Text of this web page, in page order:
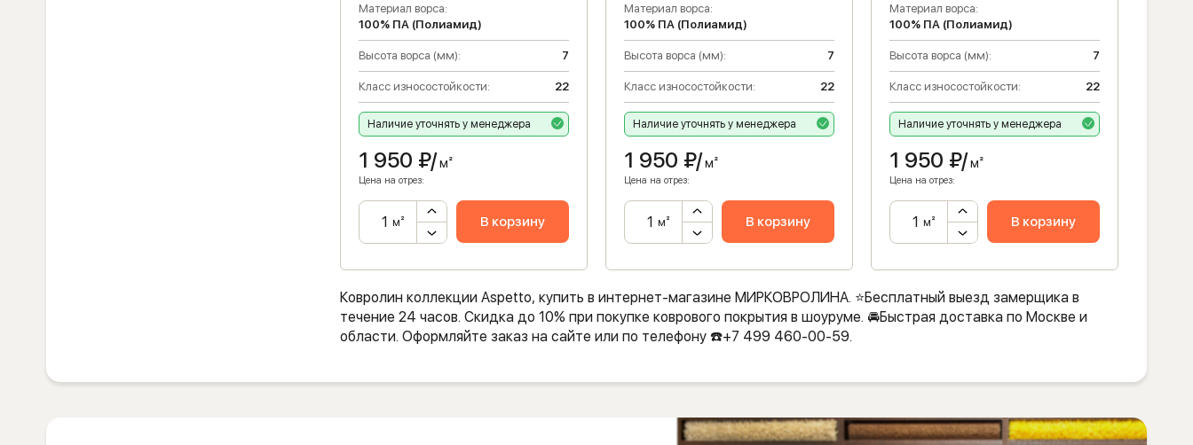
Материал ворса:
100% ПА (Полиамид)
Высота ворса (мм): 7
Класс износостойкости: 22
Наличие уточнять у менеджера
1 950 ₽/м²
Цена на отрез:
м² В корзину
Материал ворса:
100% ПА (Полиамид)
Высота ворса (мм): 7
Класс износостойкости: 22
Наличие уточнять у менеджера
1 950 ₽/м²
Цена на отрез:
м² В корзину
Материал ворса:
100% ПА (Полиамид)
Высота ворса (мм): 7
Класс износостойкости: 22
Наличие уточнять у менеджера
1 950 ₽/м²
Цена на отрез:
м² В корзину
Ковролин коллекции Aspetto, купить в интернет-магазине МИРКОВРОЛИНА. ⭐️Бесплатный выезд замерщика в
течение 24 часов. Скидка до 10% при покупке коврового покрытия в шоуруме. 🚘Быстрая доставка по Москве и
области. Оформляйте заказ на сайте или по телефону ☎️+7 499 460-00-59.